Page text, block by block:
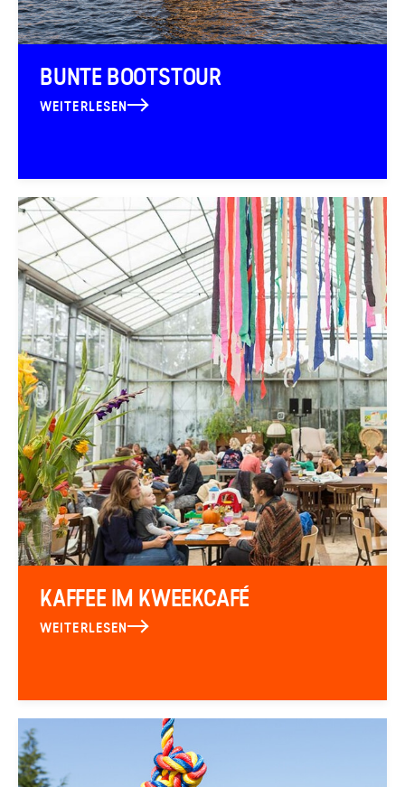
BUNTE BOOTSTOUR
WEITERLESEN
KAFFEE IM KWEEKCAFÉ
WEITERLESEN